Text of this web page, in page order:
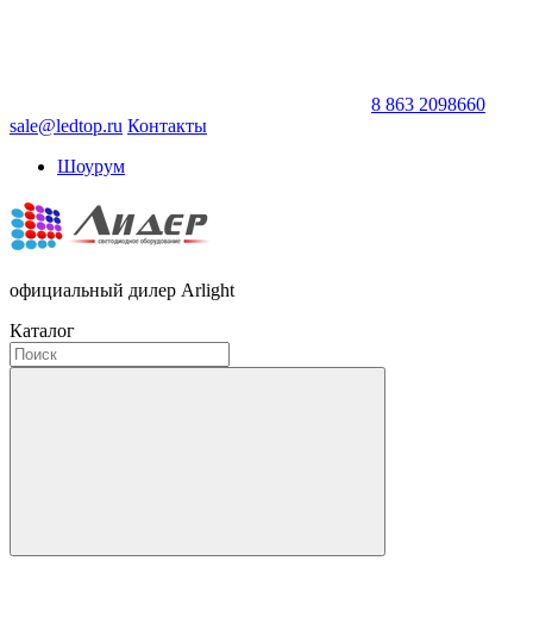
8 863 2098660
sale@ledtop.ru Контакты
Шоурум
официальный дилер Arlight
Каталог